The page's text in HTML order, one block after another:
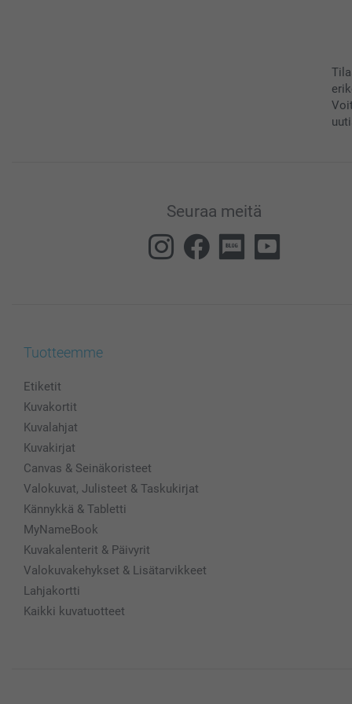
Seuraa meitä
Tuotteemme
Etiketit
Kuvakortit
Kuvalahjat
Kuvakirjat
Canvas & Seinäkoristeet
Valokuvat, Julisteet & Taskukirjat
Kännykkä & Tabletti
MyNameBook
Kuvakalenterit & Päivyrit
Valokuvakehykset & Lisätarvikkeet
Lahjakortti
Kaikki kuvatuotteet